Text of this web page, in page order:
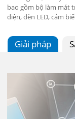
bao gồm bộ làm mát
điện, đèn LED, cảm
Giải pháp